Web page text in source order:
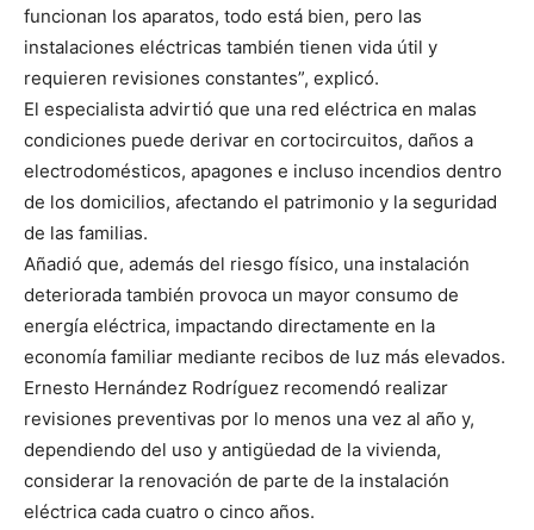
funcionan los aparatos, todo está bien, pero las
instalaciones eléctricas también tienen vida útil y
requieren revisiones constantes”, explicó.
El especialista advirtió que una red eléctrica en malas
condiciones puede derivar en cortocircuitos, daños a
electrodomésticos, apagones e incluso incendios dentro
de los domicilios, afectando el patrimonio y la seguridad
de las familias.
Añadió que, además del riesgo físico, una instalación
deteriorada también provoca un mayor consumo de
energía eléctrica, impactando directamente en la
economía familiar mediante recibos de luz más elevados.
Ernesto Hernández Rodríguez recomendó realizar
revisiones preventivas por lo menos una vez al año y,
dependiendo del uso y antigüedad de la vivienda,
considerar la renovación de parte de la instalación
eléctrica cada cuatro o cinco años.